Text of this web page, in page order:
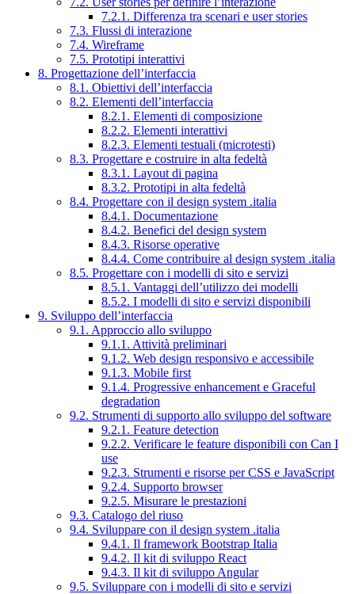
7.2.1. Differenza tra scenari e user stories
7.3. Flussi di interazione
7.4. Wireframe
7.5. Prototipi interattivi
8. Progettazione dell’interfaccia
8.1. Obiettivi dell’interfaccia
8.2. Elementi dell’interfaccia
8.2.1. Elementi di composizione
8.2.2. Elementi interattivi
8.2.3. Elementi testuali (microtesti)
8.3. Progettare e costruire in alta fedeltà
8.3.1. Layout di pagina
8.3.2. Prototipi in alta fedeltà
8.4. Progettare con il design system .italia
8.4.1. Documentazione
8.4.2. Benefici del design system
8.4.3. Risorse operative
8.4.4. Come contribuire al design system .italia
8.5. Progettare con i modelli di sito e servizi
8.5.1. Vantaggi dell’utilizzo dei modelli
8.5.2. I modelli di sito e servizi disponibili
9. Sviluppo dell’interfaccia
9.1. Approccio allo sviluppo
9.1.1. Attività preliminari
9.1.2. Web design responsivo e accessibile
9.1.3. Mobile first
9.1.4. Progressive enhancement e Graceful
degradation
9.2. Strumenti di supporto allo sviluppo del software
9.2.1. Feature detection
9.2.2. Verificare le feature disponibili con Can I
use
9.2.3. Strumenti e risorse per CSS e JavaScript
9.2.4. Supporto browser
9.2.5. Misurare le prestazioni
9.3. Catalogo del riuso
9.4. Sviluppare con il design system .italia
9.4.1. Il framework Bootstrap Italia
9.4.2. Il kit di sviluppo React
9.4.3. Il kit di sviluppo Angular
9.5. Sviluppare con i modelli di sito e servizi